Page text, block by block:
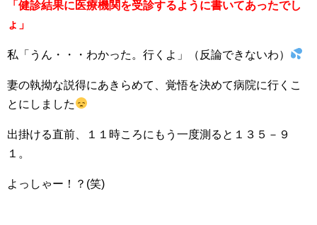
「健診結果に医療機関を受診するように書いてあったでし
ょ」
私「うん・・・わかった。行くよ」（反論できないわ）
妻の執拗な説得にあきらめて、覚悟を決めて病院に行くこ
とにしました
出掛ける直前、１１時ころにもう一度測ると１３５－９
１。
よっしゃー！？(笑)